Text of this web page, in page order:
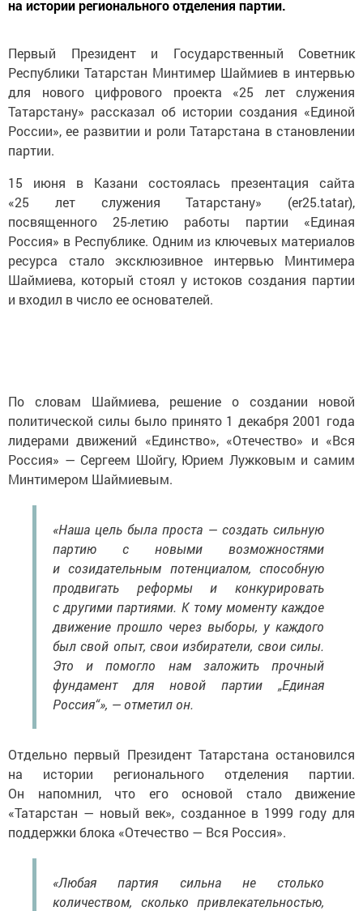
на истории регионального отделения партии.
Первый Президент и Государственный Советник
Республики Татарстан Минтимер Шаймиев в интервью
для нового цифрового проекта «25 лет служения
Татарстану» рассказал об истории создания «Единой
России», ее развитии и роли Татарстана в становлении
партии.
15 июня в Казани состоялась презентация сайта
«25 лет служения Татарстану» (er25.tatar),
посвященного 25-летию работы партии «Единая
Россия» в Республике. Одним из ключевых материалов
ресурса стало эксклюзивное интервью Минтимера
Шаймиева, который стоял у истоков создания партии
и входил в число ее основателей.
По словам Шаймиева, решение о создании новой
политической силы было принято 1 декабря 2001 года
лидерами движений «Единство», «Отечество» и «Вся
Россия» — Сергеем Шойгу, Юрием Лужковым и самим
Минтимером Шаймиевым.
«Наша цель была проста — создать сильную
партию с новыми возможностями
и созидательным потенциалом, способную
продвигать реформы и конкурировать
с другими партиями. К тому моменту каждое
движение прошло через выборы, у каждого
был свой опыт, свои избиратели, свои силы.
Это и помогло нам заложить прочный
фундамент для новой партии „Единая
Россия“», — отметил он.
Отдельно первый Президент Татарстана остановился
на истории регионального отделения партии.
Он напомнил, что его основой стало движение
«Татарстан — новый век», созданное в 1999 году для
поддержки блока «Отечество — Вся Россия».
«Любая партия сильна не столько
количеством, сколько привлекательностью,